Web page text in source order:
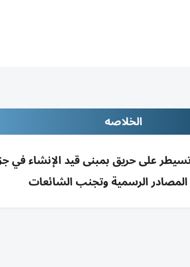
الخلاصه
على حريق بمبنى قيد الإنشاء
الرسمية وتجنب الشائعات